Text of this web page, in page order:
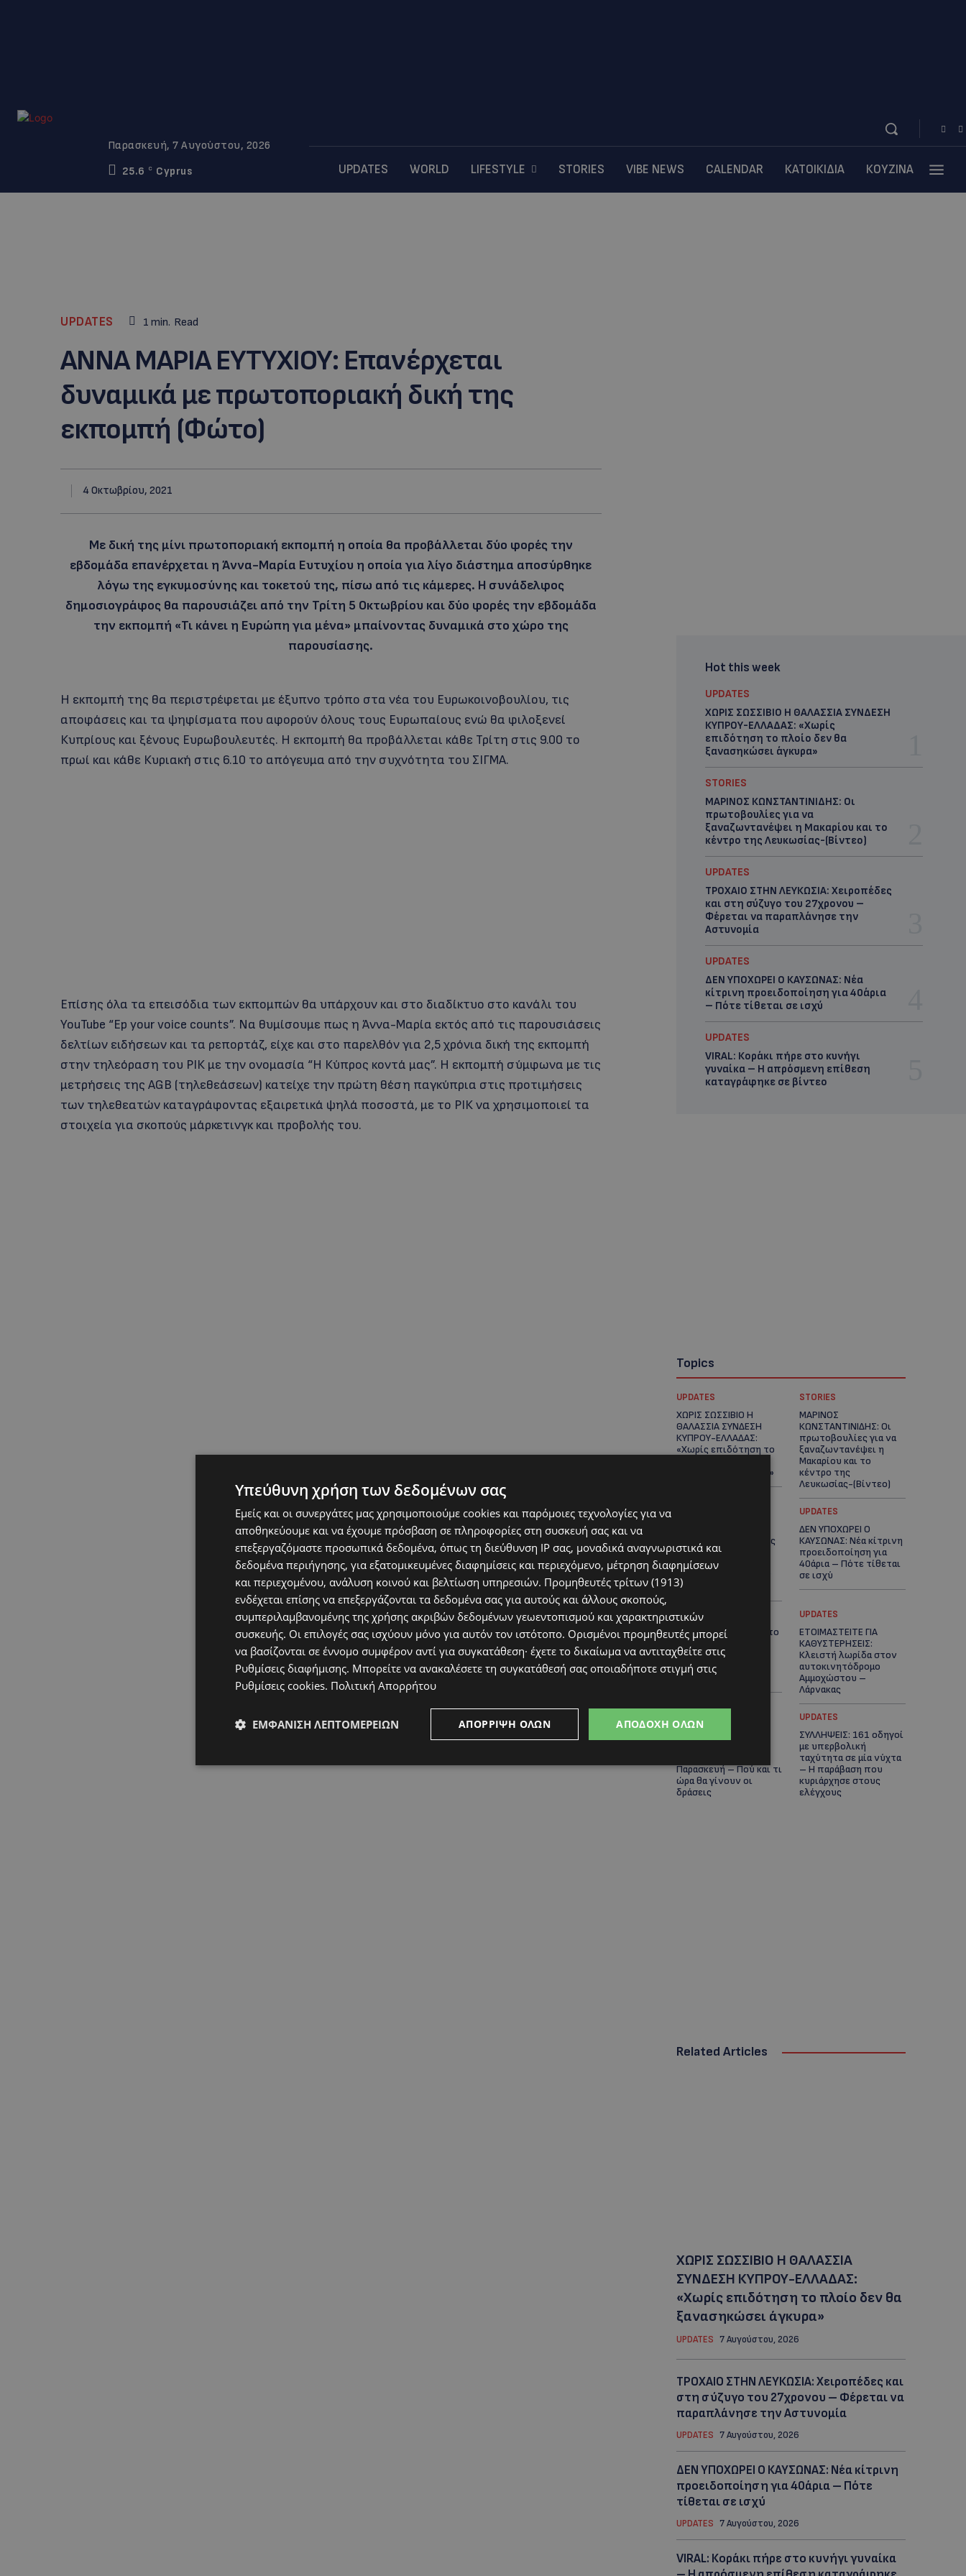
Παρασκευή, 7 Αυγούστου, 2026
25.6
C Cyprus UPDATES WORLD LIFESTYLE STORIES VIBE NEWS CALENDAR ΚΑΤΟΙΚΙΔΙΑ ΚΟΥΖΙΝΑ
UPDATES 1 min. Read
ΑΝΝΑ ΜΑΡΙΑ ΕΥΤΥΧΙΟΥ: Επανέρχεται
δυναμικά με πρωτοποριακή δική της
εκπομπή (Φώτο)
4 Οκτωβρίου, 2021
Με δική της μίνι πρωτοποριακή εκπομπή η οποία θα προβάλλεται δύο φορές την
εβδομάδα επανέρχεται η Άννα-Μαρία Ευτυχίου η οποία για λίγο διάστημα αποσύρθηκε
λόγω της εγκυμοσύνης και τοκετού της, πίσω από τις κάμερες. Η συνάδελφος
δημοσιογράφος θα παρουσιάζει από την Τρίτη 5 Οκτωβρίου και δύο φορές την εβδομάδα
την εκπομπή «Τι κάνει η Ευρώπη για μένα» μπαίνοντας δυναμικά στο χώρο της
παρουσίασης.
Η εκπομπή της θα περιστρέφεται με έξυπνο τρόπο στα νέα του Ευρωκοινοβουλίου, τις
αποφάσεις και τα ψηφίσματα που αφορούν όλους τους Ευρωπαίους ενώ θα φιλοξενεί
Κυπρίους και ξένους Ευρωβουλευτές. Η εκπομπή θα προβάλλεται κάθε Τρίτη στις 9.00 το
πρωί και κάθε Κυριακή στις 6.10 το απόγευμα από την συχνότητα του ΣΙΓΜΑ.
Επίσης όλα τα επεισόδια των εκπομπών θα υπάρχουν και στο διαδίκτυο στο κανάλι του
YouTube “Ep your voice counts”. Να θυμίσουμε πως η Άννα-Μαρία εκτός από τις παρουσιάσεις
δελτίων ειδήσεων και τα ρεπορτάζ, είχε και στο παρελθόν για 2,5 χρόνια δική της εκπομπή
στην τηλεόραση του ΡΙΚ με την ονομασία “Η Κύπρος κοντά μας”. Η εκπομπή σύμφωνα με τις
μετρήσεις της AGB (τηλεθεάσεων) κατείχε την πρώτη θέση παγκύπρια στις προτιμήσεις
των τηλεθεατών καταγράφοντας εξαιρετικά ψηλά ποσοστά, με το ΡΙΚ να χρησιμοποιεί τα
στοιχεία για σκοπούς μάρκετινγκ και προβολής του.
Hot this week
UPDATES
ΧΩΡΙΣ ΣΩΣΣΙΒΙΟ Η ΘΑΛΑΣΣΙΑ ΣΥΝΔΕΣΗ
ΚΥΠΡΟΥ-ΕΛΛΑΔΑΣ: «Χωρίς
επιδότηση το πλοίο δεν θα
ξανασηκώσει άγκυρα»
STORIES
ΜΑΡΙΝΟΣ ΚΩΝΣΤΑΝΤΙΝΙΔΗΣ: Οι
πρωτοβουλίες για να
ξαναζωντανέψει η Μακαρίου και το
κέντρο της Λευκωσίας-(Βίντεο)
UPDATES
ΤΡΟΧΑΙΟ ΣΤΗΝ ΛΕΥΚΩΣΙΑ: Χειροπέδες
και στη σύζυγο του 27χρονου –
Φέρεται να παραπλάνησε την
Αστυνομία
UPDATES
ΔΕΝ ΥΠΟΧΩΡΕΙ Ο ΚΑΥΣΩΝΑΣ: Νέα
κίτρινη προειδοποίηση για 40άρια
– Πότε τίθεται σε ισχύ
UPDATES
VIRAL: Κοράκι πήρε στο κυνήγι
γυναίκα – Η απρόσμενη επίθεση
καταγράφηκε σε βίντεο
Topics
UPDATES
ΧΩΡΙΣ ΣΩΣΣΙΒΙΟ Η
ΘΑΛΑΣΣΙΑ ΣΥΝΔΕΣΗ
ΚΥΠΡΟΥ-ΕΛΛΑΔΑΣ:
«Χωρίς επιδότηση το
ξανασηκώσει άγκυρα»
STORIES
ΜΑΡΙΝΟΣ
ΚΩΝΣΤΑΝΤΙΝΙΔΗΣ: Οι
πρωτοβουλίες για να
ξαναζωντανέψει η
Μακαρίου και το
κέντρο της
Λευκωσίας-(Βίντεο)
ΛΕΥΚΩΣΙΑ: Χειροπέδες
και στη σύζυγο του
27χρονου – Φέρεται
να παραπλάνησε την
Αστυνομία
UPDATES
ΔΕΝ ΥΠΟΧΩΡΕΙ Ο
ΚΑΥΣΩΝΑΣ: Νέα κίτρινη
προειδοποίηση για
40άρια – Πότε τίθεται
σε ισχύ
UPDATES
VIRAL: Κοράκι πήρε στο
κυνήγι γυναίκα – Η
απρόσμενη επίθεση
καταγράφηκε σε
βίντεο
UPDATES
ΕΤΟΙΜΑΣΤΕΙΤΕ ΓΙΑ
ΚΑΘΥΣΤΕΡΗΣΕΙΣ:
Κλειστή λωρίδα στον
αυτοκινητόδρομο
Αμμοχώστου –
Λάρνακας
Παρασκευή – Πού και τι
ώρα θα γίνουν οι
δράσεις
UPDATES
ΣΥΛΛΗΨΕΙΣ: 161 οδηγοί
με υπερβολική
ταχύτητα σε μία νύχτα
– Η παράβαση που
κυριάρχησε στους
ελέγχους
Related Articles
ΧΩΡΙΣ ΣΩΣΣΙΒΙΟ Η ΘΑΛΑΣΣΙΑ
ΣΥΝΔΕΣΗ ΚΥΠΡΟΥ-ΕΛΛΑΔΑΣ:
«Χωρίς επιδότηση το πλοίο δεν θα
ξανασηκώσει άγκυρα»
UPDATES 7 Αυγούστου, 2026
ΤΡΟΧΑΙΟ ΣΤΗΝ ΛΕΥΚΩΣΙΑ: Χειροπέδες και
στη σύζυγο του 27χρονου – Φέρεται να
παραπλάνησε την Αστυνομία
UPDATES 7 Αυγούστου, 2026
ΔΕΝ ΥΠΟΧΩΡΕΙ Ο ΚΑΥΣΩΝΑΣ: Νέα κίτρινη
προειδοποίηση για 40άρια – Πότε
τίθεται σε ισχύ
UPDATES 7 Αυγούστου, 2026
VIRAL: Κοράκι πήρε στο κυνήγι γυναίκα
Υπεύθυνη χρήση των δεδομένων σας
Εμείς και οι συνεργάτες μας χρησιμοποιούμε cookies και παρόμοιες τεχνολογίες για να
αποθηκεύουμε και να έχουμε πρόσβαση σε πληροφορίες στη συσκευή σας και να
επεξεργαζόμαστε προσωπικά δεδομένα, όπως τη διεύθυνση IP σας, μοναδικά αναγνωριστικά και
δεδομένα περιήγησης, για εξατομικευμένες διαφημίσεις και περιεχόμενο, μέτρηση διαφημίσεων
και περιεχομένου, ανάλυση κοινού και βελτίωση υπηρεσιών. Προμηθευτές τρίτων (1913)
ενδέχεται επίσης να επεξεργάζονται τα δεδομένα σας για αυτούς και άλλους σκοπούς,
συμπεριλαμβανομένης της χρήσης ακριβών δεδομένων γεωεντοπισμού και χαρακτηριστικών
συσκευής. Οι επιλογές σας ισχύουν μόνο για αυτόν τον ιστότοπο. Ορισμένοι προμηθευτές μπορεί
να βασίζονται σε έννομο συμφέρον αντί για συγκατάθεση· έχετε το δικαίωμα να αντιταχθείτε στις
Ρυθμίσεις διαφήμισης. Μπορείτε να ανακαλέσετε τη συγκατάθεσή σας οποιαδήποτε στιγμή στις
Ρυθμίσεις cookies. Πολιτική Απορρήτου
ΑΠΟΔΟΧΉ ΌΛΩΝ
ΑΠΌΡΡΙΨΗ ΌΛΩΝ
ΕΜΦΆΝΙΣΗ ΛΕΠΤΟΜΕΡΕΙΏΝ